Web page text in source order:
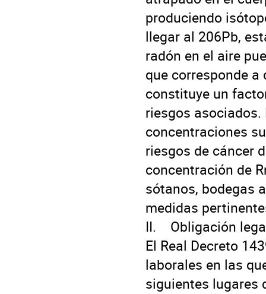
produciendo
llegar al 206Pb,
radón en el aire
que corresponde a
constituye un
riesgos
concentraciones
riesgos de cáncer
concentración de
sótanos, bodegas
medidas
II.    Obligación
El Real Decreto
laborales en las
siguientes lugares